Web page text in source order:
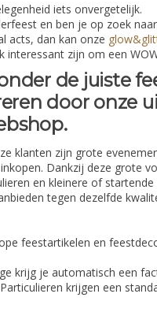
iets onvergetelijk.
en ben je op zoek
acts, dan kan onze
interessant zijn om een
de juiste
door onze
klanten zijn grote
Dankzij deze grote
en kleinere of
tegen dezelfde
feestartikelen en
krijg je automatisch een
krijgen een